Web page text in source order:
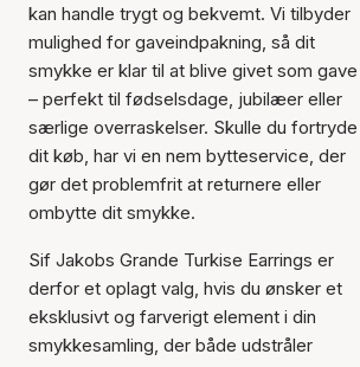
kan handle trygt og bekvemt. Vi tilbyder
mulighed for gaveindpakning, så dit
smykke er klar til at blive givet som gave
– perfekt til fødselsdage, jubilæer eller
særlige overraskelser. Skulle du fortryde
dit køb, har vi en nem bytteservice, der
gør det problemfrit at returnere eller
ombytte dit smykke.
Sif Jakobs Grande Turkise Earrings er
derfor et oplagt valg, hvis du ønsker et
eksklusivt og farverigt element i din
smykkesamling, der både udstråler